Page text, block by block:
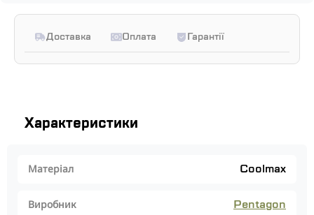
Доставка Оплата Гарантії
Характеристики
Матеріал Coolmax
Виробник Pentagon